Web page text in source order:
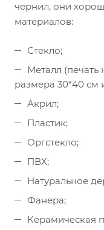
чернил, они
материалов:
Стекло;
Металл
размера 30*40 см
Акрил;
Пластик;
Оргстекло;
ПВХ;
Натуральное
Фанера;
Керамическая